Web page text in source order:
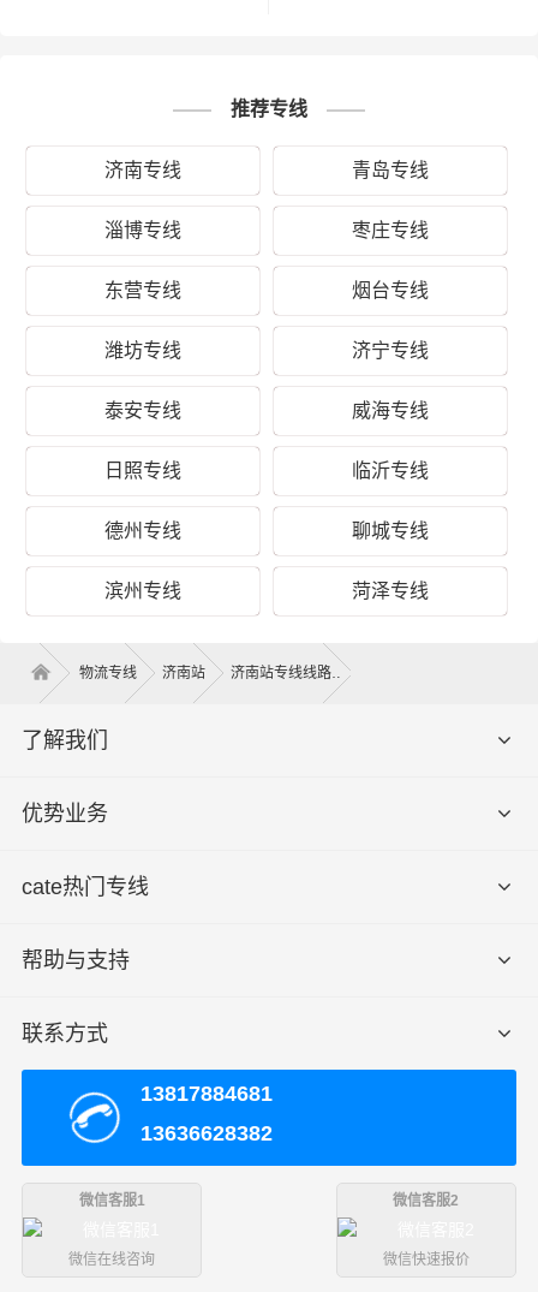
木、电子产品、服装、机械设备、钢材、食品、化纤、电
“两地之复，来而往以”，为保证从济南运输到石景山区的货
物能够准时、准点到达石景山区的石景山区(全境)等区域，
让客户享受人在家中坐，货在全国走的物流体验。所派遣
的两名司机对济南去石景山区所经过的运输路线都了然于
胸、轻车熟路，并且轮班驾驶，中间不经停、不间歇。财
根济南物流凭借专业的物流方案规划能力、丰富的物流运
输资源整合能力，以济南到石景山区物流运输为基础，以
建设现代济南到石景山区专线物流为核心，通过专注精细
化物流、差异化物流来提升核心竞争力，脚踏实地让客户
体验到及时、准确、高效的服务品质，使企业更加集中精
力发展自身的生产销售业务，创造更多的价值。
运价参考：
济
南-
景
快
元/票
冷
区
济南
货
石景山区
推荐专线
济南专线 青岛专线
淄博专线 枣庄专线
东营专线 烟台专线
潍坊专线 济宁专线
泰安专线 威海专线
日照专线 临沂专线
德州专线 聊城专线
滨州专线 菏泽专线
物流专线 济南站 济南站专线线路
了解我们
优势业务
cate热门专线
帮助与支持
联系方式
13817884681
13636628382
微信客服1
微信在线咨询
微信客服2
微信快速报价